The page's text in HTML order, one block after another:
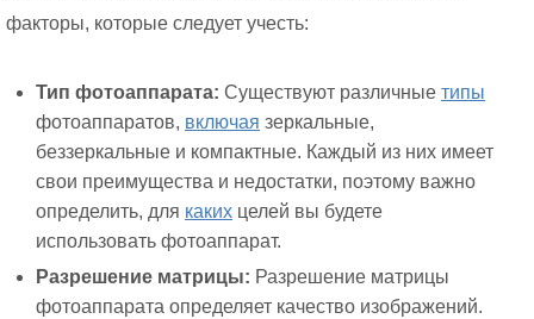
факторы, которые следует учесть:
Тип фотоаппарата: Существуют различные типы
фотоаппаратов, включая зеркальные,
беззеркальные и компактные. Каждый из них имеет
свои преимущества и недостатки, поэтому важно
определить, для каких целей вы будете
использовать фотоаппарат.
Разрешение матрицы: Разрешение матрицы
фотоаппарата определяет качество изображений.